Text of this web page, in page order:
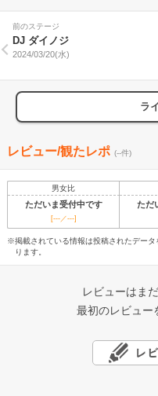
前のステージ
DJ ダイノジ
2024/03/20(水)
ラ
レビュー/観たレポ (--件)
男女比
ただいま受付中です ただ
[---／---]
※掲載されている情報は投稿されたデー
ります。
レビューはま
最初のレビュー